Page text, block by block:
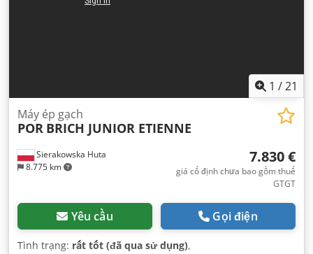
1 /21
Sierakowska Huta
8.775 km
Máy ép gạch
POR BRICH JUNIOR ETIENNE
7.830 €
giá cố định chưa bao gồm thuế
GTGT
Yêu cầu Gọi điện
Tình trạng: rất tốt (đã qua sử dụng),